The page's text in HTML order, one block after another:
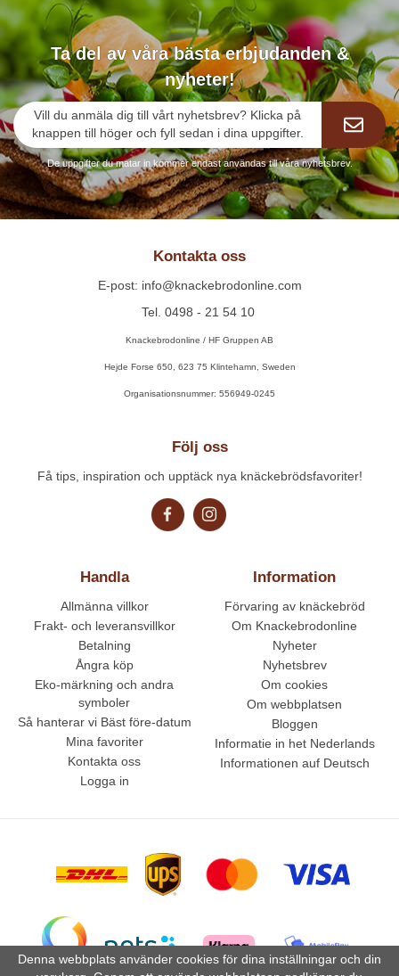
Ta del av våra bästa erbjudanden &
nyheter!
Vill du anmäla dig till vårt nyhetsbrev? Klicka på
knappen till höger och fyll sedan i dina uppgifter.
De uppgifter du matar in kommer endast användas till våra nyhetsbrev.
Kontakta oss
E-post: info@knackebrodonline.com
Tel. 0498 - 21 54 10
Knackebrodonline / HF Gruppen AB
Hejde Forse 650, 623 75 Klintehamn, Sweden
Organisationsnummer: 556949-0245
Handla
Allmänna villkor
Frakt- och leveransvillkor
Betalning
Ångra köp
Eko-märkning och andra
symboler
Så hanterar vi Bäst före-datum
Mina favoriter
Kontakta oss
Logga in
Information
Förvaring av knäckebröd
Om Knackebrodonline
Nyheter
Nyhetsbrev
Om cookies
Om webbplatsen
Bloggen
Informatie in het Nederlands
Informationen auf Deutsch
Följ oss
Få tips, inspiration och upptäck nya knäckebrödsfavoriter!
Denna webbplats använder cookies för dina inställningar och din